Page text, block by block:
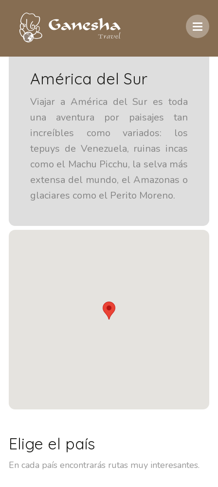
Inicio / Destinos América del Sur
América del Sur
Viajar a América del Sur es toda
una aventura por paisajes tan
increíbles como variados: los
tepuys de Venezuela, ruinas incas
como el Machu Picchu, la selva más
extensa del mundo, el Amazonas o
glaciares como el Perito Moreno.
Elige el país
En cada país encontrarás rutas muy interesantes.